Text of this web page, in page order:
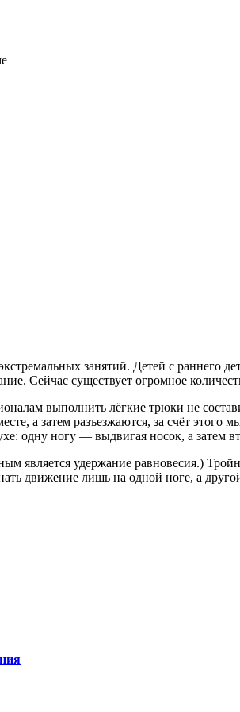
занятий. Детей с раннего
Сейчас существует огромное
выполнить лёгкие трюки не
а затем разъезжаются, за счёт
одну ногу — выдвигая носок, а затем
является удержание равновесия.)
движение лишь на одной ноге, а